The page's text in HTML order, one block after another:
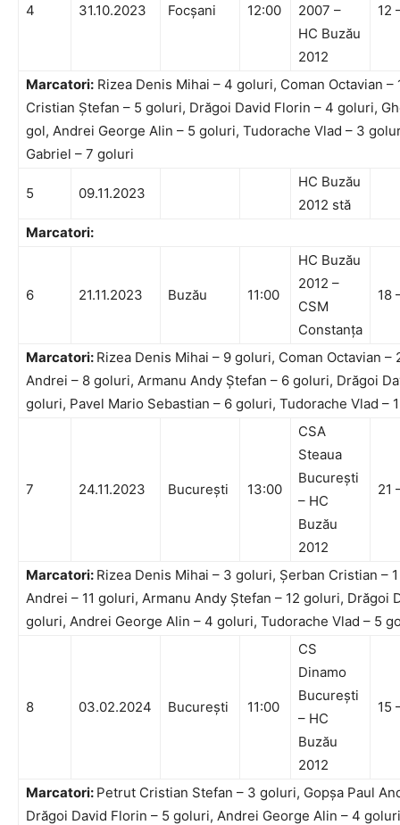
4 31.10.2023 Focșani 12:00
2007 –
HC Buzău
2012
12
Marcatori: Rizea Denis Mihai – 4 goluri, Coman Octavian –
Cristian Ștefan – 5 goluri, Drăgoi David Florin – 4 goluri,
gol, Andrei George Alin – 5 goluri, Tudorache Vlad – 3
Gabriel – 7 goluri
5 09.11.2023
HC Buzău
2012 stă
Marcatori:
6 21.11.2023 Buzău 11:00
HC Buzău
2012 –
CSM
Constanța
18
Marcatori: Rizea Denis Mihai – 9 goluri, Coman Octavian –
Andrei – 8 goluri, Armanu Andy Ștefan – 6 goluri, Drăgoi
goluri, Pavel Mario Sebastian – 6 goluri, Tudorache Vlad –
7 24.11.2023 București 13:00
CSA
Steaua
București
– HC
Buzău
2012
21
Marcatori: Rizea Denis Mihai – 3 goluri, Șerban Cristian –
Andrei – 11 goluri, Armanu Andy Ștefan – 12 goluri, Drăgoi
goluri, Andrei George Alin – 4 goluri, Tudorache Vlad – 5
8 03.02.2024 București 11:00
CS
Dinamo
București
– HC
Buzău
2012
15
Marcatori: Petrut Cristian Stefan – 3 goluri, Gopșa Paul
Drăgoi David Florin – 5 goluri, Andrei George Alin – 4